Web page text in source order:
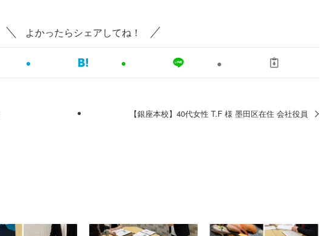
よかったらシェアしてね！
【銀座本校】40代女性 T.F 様 墨田区在住 会社役員